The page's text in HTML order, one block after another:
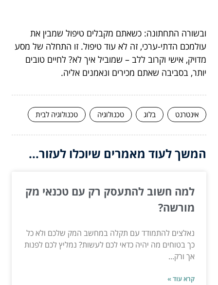
ובשורה התחתונה: כשאתם מקבלים טיפול שמבין את
עולמכם הדתי-ערכי, זה לא עוד טיפול. זו התחלה של מסע
מדויק, אישי וקרוב ללב – שמוביל איך לא? לחיים טובים
יותר, בסביבה שאתם מכירים ונאמנים אליה.
אינטרנט בלוג טכנולוגיה טכנולוגיה לבית
המשך לעוד מאמרים שיוכלו לעזור...
למה חשוב להתעסק רק עם טכנאי מק
מורשה?
נאלצים להתמודד עם תקלה במחשב המק שלכם ולא כל
כך בטוחים מה יהיה כדאי לכם לעשות? נמליץ לכם לפנות
אך ורק...
קרא עוד »